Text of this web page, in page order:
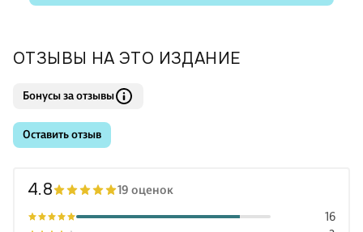
ОТЗЫВЫ НА ЭТО ИЗДАНИЕ
Бонусы за отзывы
Оставить отзыв
4.8 19 оценок
16